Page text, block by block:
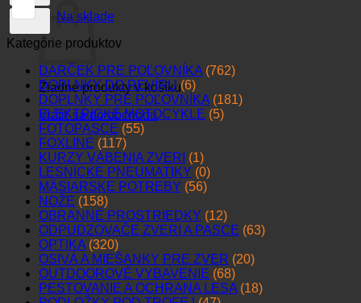
Žiadne produkty v košíku.
Vrátiť sa do obchodu
Na sklade
Kategórie produktov
DARČEK PRE POĽOVNÍKA (762)
DOPLNKY DO REVÍRU (6)
DOPLNKY PRE POĽOVNÍKA (181)
ELEKTRICKÉ MOTOCYKLE (5)
FOTOPASCE (55)
FOXLINE (117)
KURZY VÁBENIA ZVERI (1)
LESNÍCKE PNEUMATIKY (0)
MÄSIARSKE POTREBY (56)
NOŽE (158)
OBRANNÉ PROSTRIEDKY (12)
ODPUDZOVAČE ZVERI A PASCE (63)
OPTIKA (320)
OSIVÁ A MIEŠANKY PRE ZVER (20)
OUTDOOROVÉ VYBAVENIE (68)
PESTOVANIE A OCHRANA LESA (18)